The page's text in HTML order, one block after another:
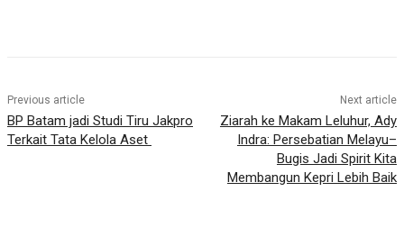
Previous article
BP Batam jadi Studi Tiru Jakpro
Terkait Tata Kelola Aset
Next article
Ziarah ke Makam Leluhur, Ady
Indra: Persebatian Melayu–
Bugis Jadi Spirit Kita
Membangun Kepri Lebih Baik